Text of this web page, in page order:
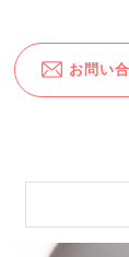
お問い